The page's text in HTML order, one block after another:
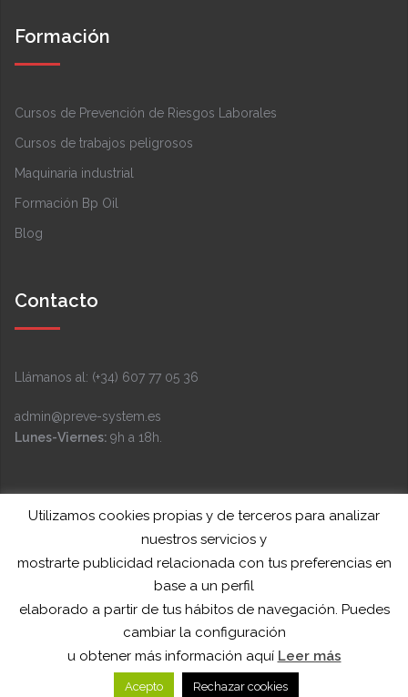
Formación
Cursos de Prevención de Riesgos Laborales
Cursos de trabajos peligrosos
Maquinaria industrial
Formación Bp Oil
Blog
Contacto
Llámanos al: (+34) 607 77 05 36
admin@preve-system.es
Lunes-Viernes: 9h a 18h.
Facebook InstagramLinkedIn YouTube Twitter
Funciona gracias a WordPress |Tema:Sydneypor
Utilizamos cookies propias y de terceros para analizar
nuestros servicios y